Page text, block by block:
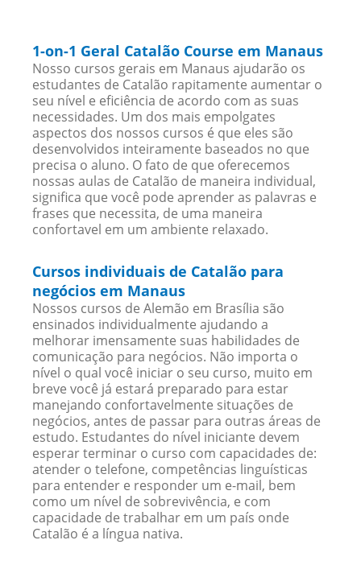
1-on-1 Geral Catalão Course em Manaus
Nosso cursos gerais em Manaus ajudarão os
estudantes de Catalão rapitamente aumentar o
seu nível e eficiência de acordo com as suas
necessidades. Um dos mais empolgates
aspectos dos nossos cursos é que eles são
desenvolvidos inteiramente baseados no que
precisa o aluno. O fato de que oferecemos
nossas aulas de Catalão de maneira individual,
significa que você pode aprender as palavras e
frases que necessita, de uma maneira
confortavel em um ambiente relaxado.
Cursos individuais de Catalão para
negócios em Manaus
Nossos cursos de Alemão em Brasília são
ensinados individualmente ajudando a
melhorar imensamente suas habilidades de
comunicação para negócios. Não importa o
nível o qual você iniciar o seu curso, muito em
breve você já estará preparado para estar
manejando confortavelmente situações de
negócios, antes de passar para outras áreas de
estudo. Estudantes do nível iniciante devem
esperar terminar o curso com capacidades de:
atender o telefone, competências linguísticas
para entender e responder um e-mail, bem
como um nível de sobrevivência, e com
capacidade de trabalhar em um país onde
Catalão é a língua nativa.